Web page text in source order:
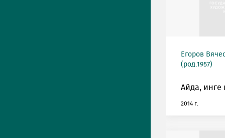
Егоров
(род.1957)
Айда, инге
2014 г.